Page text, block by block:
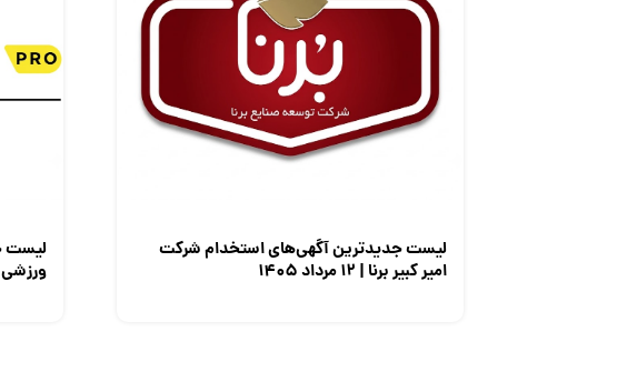
لیست جدیدترین آگهی‌های استخدام شرکت
امیر کبیر برنا | ۱۲ مرداد ۱۴۰۵
لیست
ورزشی آرینا |